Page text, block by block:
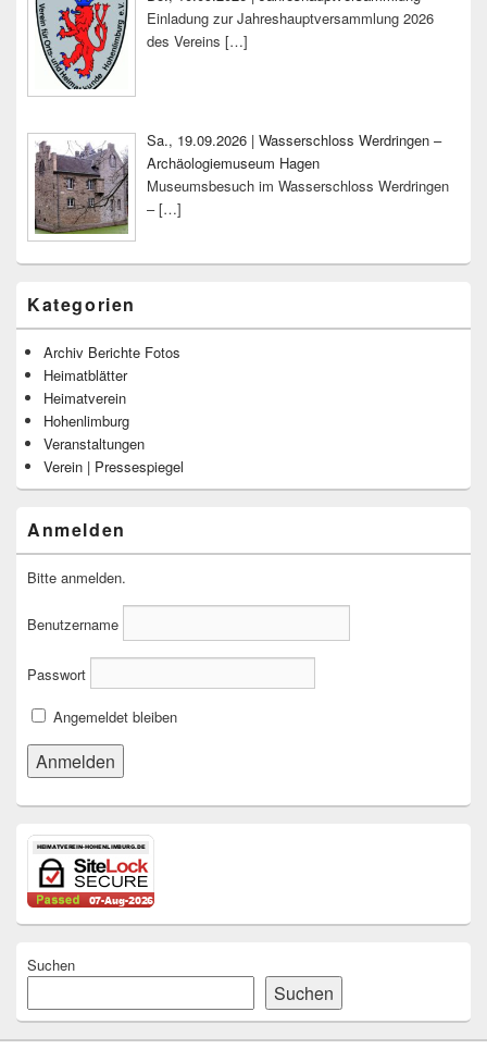
Einladung zur Jahreshauptversammlung 2026
des Vereins […]
Sa., 19.09.2026 | Wasserschloss Werdringen –
Archäologiemuseum Hagen
Museumsbesuch im Wasserschloss Werdringen
–[…]
Kategorien
Archiv Berichte Fotos
Heimatblätter
Heimatverein
Hohenlimburg
Veranstaltungen
Verein | Pressespiegel
Anmelden
Bitte anmelden.
Benutzername
Passwort
Angemeldet bleiben
Suchen
Suchen